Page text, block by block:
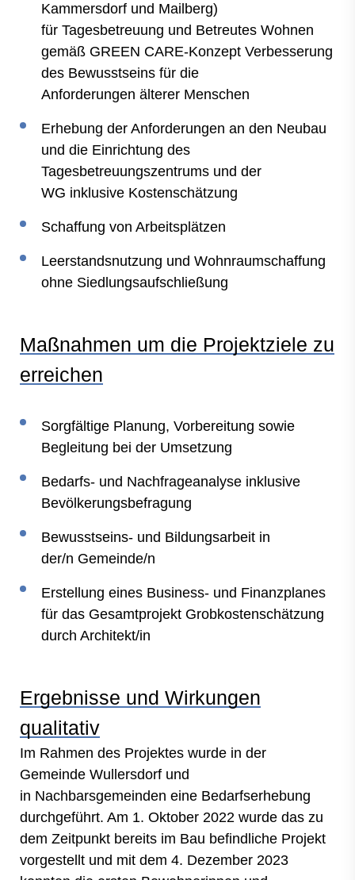
Kammersdorf und Mailberg)
für Tagesbetreuung und Betreutes Wohnen
gemäß GREEN CARE-Konzept Verbesserung
des Bewusstseins für die
Anforderungen älterer Menschen
Erhebung der Anforderungen an den Neubau
und die Einrichtung des
Tagesbetreuungszentrums und der
WG inklusive Kostenschätzung
Schaffung von Arbeitsplätzen
Leerstandsnutzung und Wohnraumschaffung
ohne Siedlungsaufschließung
Maßnahmen um die Projektziele zu
erreichen
Sorgfältige Planung, Vorbereitung sowie
Begleitung bei der Umsetzung
Bedarfs- und Nachfrageanalyse inklusive
Bevölkerungsbefragung
Bewusstseins- und Bildungsarbeit in
der/n Gemeinde/n
Erstellung eines Business- und Finanzplanes
für das Gesamtprojekt Grobkostenschätzung
durch Architekt/in
Ergebnisse und Wirkungen
qualitativ
Im Rahmen des Projektes wurde in der
Gemeinde Wullersdorf und
in Nachbarsgemeinden eine Bedarfserhebung
durchgeführt. Am 1. Oktober 2022 wurde das zu
dem Zeitpunkt bereits im Bau befindliche Projekt
vorgestellt und mit dem 4. Dezember 2023